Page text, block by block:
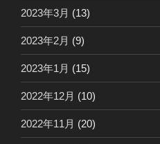
2023年3月 (13)
2023年2月 (9)
2023年1月 (15)
2022年12月 (10)
2022年11月 (20)